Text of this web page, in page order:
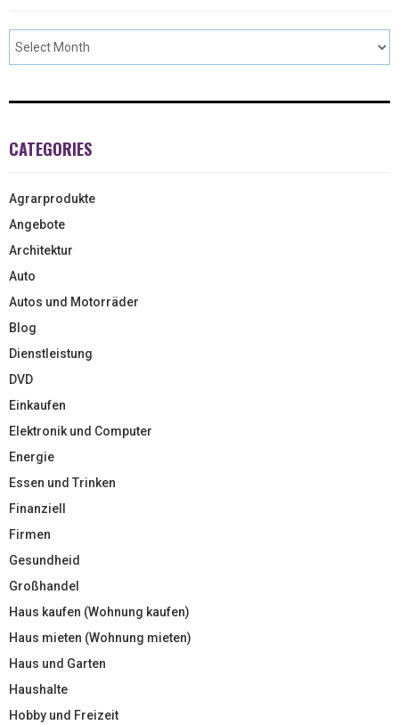
CATEGORIES
Agrarprodukte
Angebote
Architektur
Auto
Autos und Motorräder
Blog
Dienstleistung
DVD
Einkaufen
Elektronik und Computer
Energie
Essen und Trinken
Finanziell
Firmen
Gesundheid
Großhandel
Haus kaufen (Wohnung kaufen)
Haus mieten (Wohnung mieten)
Haus und Garten
Haushalte
Hobby und Freizeit